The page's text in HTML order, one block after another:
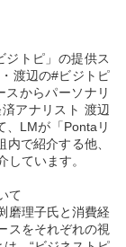
ジトピ」の提供ス
渡辺の#ビジトピ
からパーソナリ
アナリスト 渡辺
、LMが「Pontaリ
で紹介する他、
ています。
て
磨理子氏と消費経
スをそれぞれの視